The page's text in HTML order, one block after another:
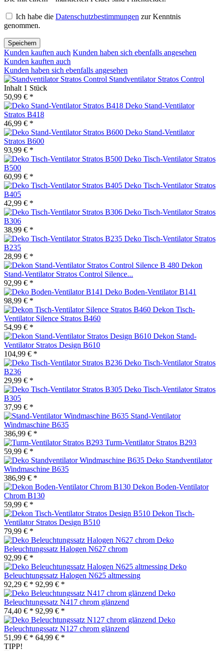
Ich habe die Datenschutzbestimmungen zur Kenntnis
genommen.
Speichern
Kunden kauften auch Kunden haben sich ebenfalls angesehen
Kunden kauften auch
Kunden haben sich ebenfalls angesehen
Standventilator Stratos Control
Inhalt 1 Stück
50,99 € *
Deko Stand-Ventilator
Stratos B418
46,99 € *
Deko Stand-Ventilator
Stratos B600
93,99 € *
Deko Tisch-Ventilator Stratos
B500
60,99 € *
Deko Tisch-Ventilator Stratos
B405
42,99 € *
Deko Tisch-Ventilator Stratos
B306
38,99 € *
Deko Tisch-Ventilator Stratos
B235
28,99 € *
Dekon
Stand-Ventilator Stratos Control Silence...
92,99 € *
Deko Boden-Ventilator B141
98,99 € *
Dekon Tisch-
Ventilator Silence Stratos B460
54,99 € *
Dekon Stand-
Ventilator Stratos Design B610
104,99 € *
Deko Tisch-Ventilator Stratos
B236
29,99 € *
Deko Tisch-Ventilator Stratos
B305
37,99 € *
Stand-Ventilator
Windmaschine B635
386,99 € *
Turm-Ventilator Stratos B293
59,99 € *
Deko Standventilator
Windmaschine B635
386,99 € *
Dekon Boden-Ventilator
Chrom B130
59,99 € *
Dekon Tisch-
Ventilator Stratos Design B510
79,99 € *
Deko
Beleuchtungssatz Halogen N627 chrom
92,99 € *
Deko
Beleuchtungssatz Halogen N625 altmessing
92,29 € * 92,99 € *
Deko
Beleuchtungssatz N417 chrom glänzend
74,40 € * 92,99 € *
Deko
Beleuchtungssatz N127 chrom glänzend
51,99 € * 64,99 € *
TIPP!